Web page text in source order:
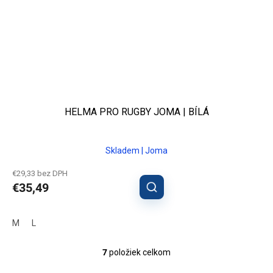
HELMA PRO RUGBY JOMA | BÍLÁ
Skladem | Joma
€29,33 bez DPH
€35,49
M
O
7položiek celkom